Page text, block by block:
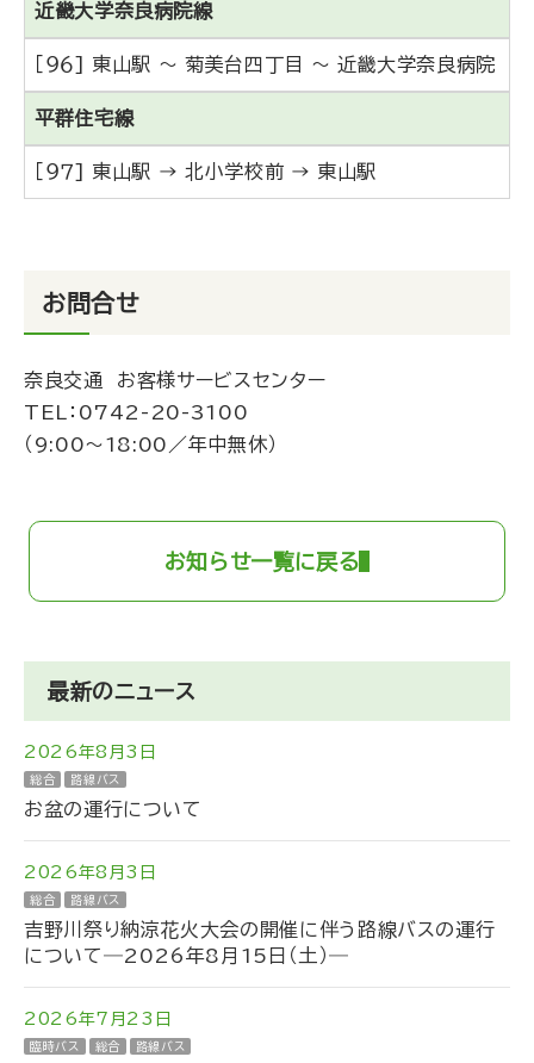
近畿大学奈良病院線
［９６] 東山駅 ～ 菊美台四丁目 ～ 近畿大学奈良病院
平群住宅線
［９７] 東山駅 → 北小学校前 → 東山駅
お問合せ
奈良交通 お客様サービスセンター
TEL： 0742-20-3100
（9:00～18:00／年中無休）
お知らせ一覧に戻る
最新のニュース
2026年8月3日
総合 路線バス
お盆の運行について
2026年8月3日
総合 路線バス
吉野川祭り納涼花火大会の開催に伴う路線バスの運行
について―2026年8月15日（土）―
2026年7月23日
臨時バス 総合 路線バス